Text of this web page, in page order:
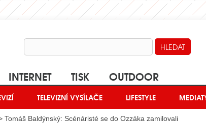
TELEVIZNÍ VYSÍLAČE LIFESTYLE
INTERNET TISK OUTDOOR
Tomáš Baldýnský: Scénáristé se do Ozzáka zamilovali